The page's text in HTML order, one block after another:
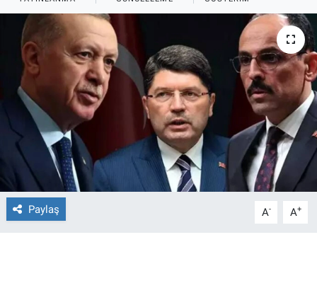
Paylaş A- A+
Ege Saati
Ege'den Esintiler
Eğitim
Eğlence
Ekonomi
Forum
Yayın Akışı
İletişim
Haber Arşivi